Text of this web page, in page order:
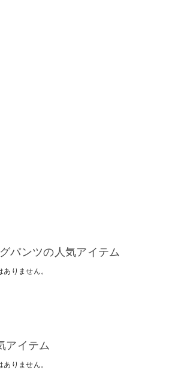
パンツの人気アイテム
りません。
アイテム
りません。